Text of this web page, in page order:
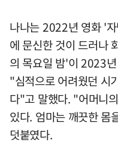
나나는 2022년 영화 '
에 문신한 것이 드러나
의 목요일 밤'이 2023
"심적으로 어려웠던 시
다"고 말했다. "어머니
있다. 엄마는 깨끗한 몸
덧붙였다.